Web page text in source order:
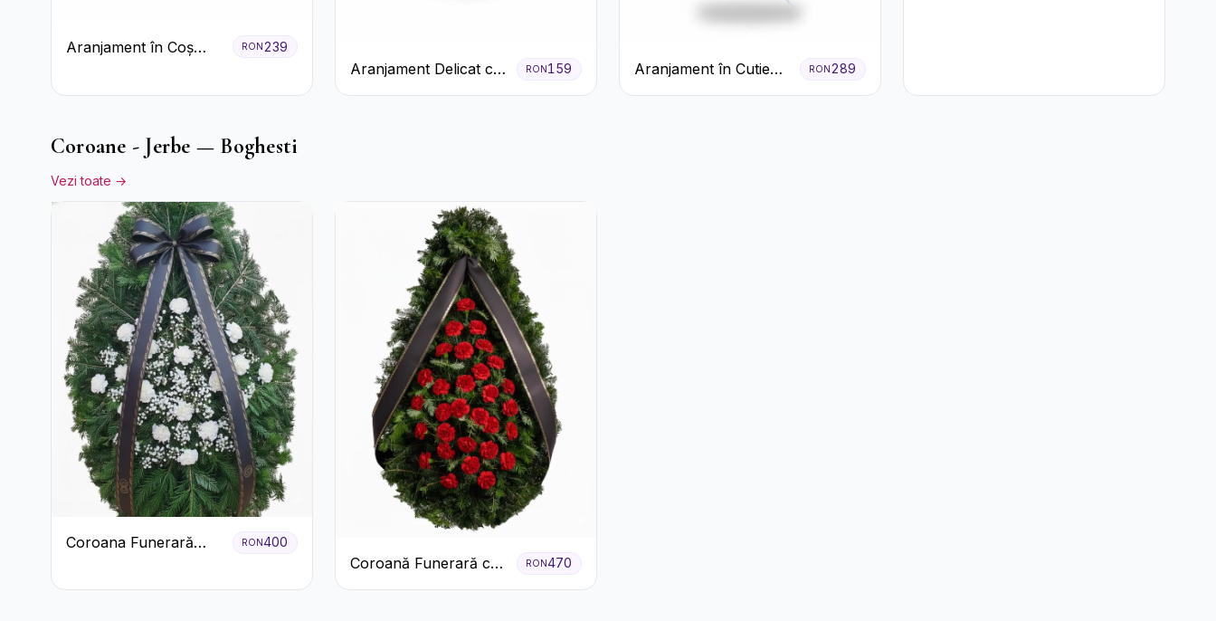
Aranjament în Coș
RON239
Aranjament Delicat cu
3 Trandafiri Roz în
RON159
Aranjament în Cutie
Verde Mentă cu
RON289
Coroane - Jerbe — Boghesti
Vezi toate →
Coroana Funerară
RON400
Coroană Funerară cu
Garoafe
RON470